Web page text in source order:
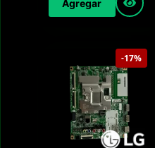
Agregar
-17%